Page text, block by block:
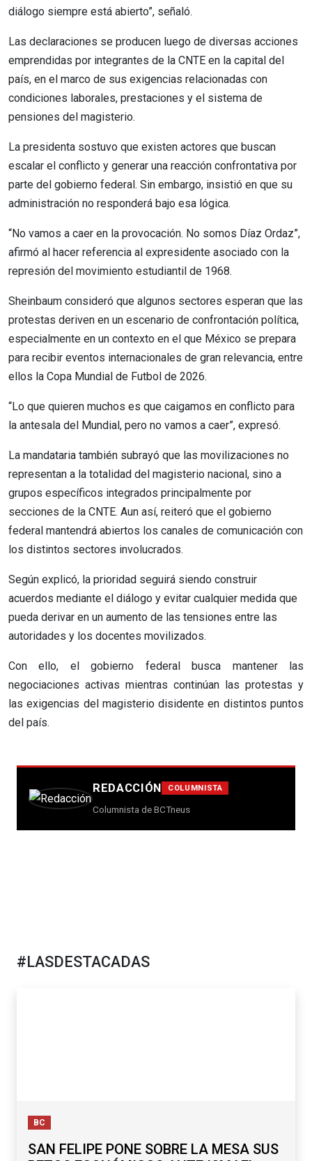
diálogo siempre está abierto”, señaló.
Las declaraciones se producen luego de diversas acciones
emprendidas por integrantes de la CNTE en la capital del
país, en el marco de sus exigencias relacionadas con
condiciones laborales, prestaciones y el sistema de
pensiones del magisterio.
La presidenta sostuvo que existen actores que buscan
escalar el conflicto y generar una reacción confrontativa por
parte del gobierno federal. Sin embargo, insistió en que su
administración no responderá bajo esa lógica.
“No vamos a caer en la provocación. No somos Díaz Ordaz”,
afirmó al hacer referencia al expresidente asociado con la
represión del movimiento estudiantil de 1968.
Sheinbaum consideró que algunos sectores esperan que las
protestas deriven en un escenario de confrontación política,
especialmente en un contexto en el que México se prepara
para recibir eventos internacionales de gran relevancia, entre
ellos la Copa Mundial de Futbol de 2026.
“Lo que quieren muchos es que caigamos en conflicto para
la antesala del Mundial, pero no vamos a caer”, expresó.
La mandataria también subrayó que las movilizaciones no
representan a la totalidad del magisterio nacional, sino a
grupos específicos integrados principalmente por
secciones de la CNTE. Aun así, reiteró que el gobierno
federal mantendrá abiertos los canales de comunicación con
los distintos sectores involucrados.
Según explicó, la prioridad seguirá siendo construir
acuerdos mediante el diálogo y evitar cualquier medida que
pueda derivar en un aumento de las tensiones entre las
autoridades y los docentes movilizados.
Con ello, el gobierno federal busca mantener las
negociaciones activas mientras continúan las protestas y
las exigencias del magisterio disidente en distintos puntos
del país.
REDACCIÓN COLUMNISTA
Columnista de BCTneus
#LASDESTACADAS
BC
SAN FELIPE PONE SOBRE LA MESA SUS